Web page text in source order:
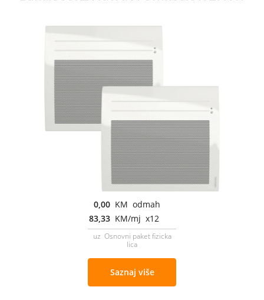
0,00 KM odmah
83,33 KM/mj x12
uz Osnovni paket fizicka
lica
Saznaj više